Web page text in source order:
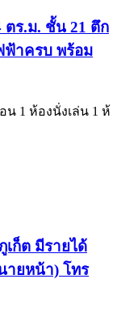
ตร.ม. ชั้น 21 ตึก
ฟ้าครบ พร้อม
1 ห้องนั่งเล่น 1 ห้
เก็ต มีรายได้
ายหน้า) โทร